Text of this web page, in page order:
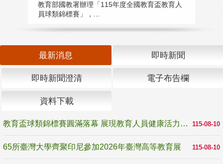
教育部國教署辦理「115年度全國教育盃教育人
員球類錦標賽」，...
最新消息 即時新聞
即時新聞澄清 電子布告欄
資料下載
115-08-10
教育盃球類錦標賽圓滿落幕 展現教育人員健康活力與團隊精神
115-08-10
65所臺灣大學齊聚印尼參加2026年臺灣高等教育展